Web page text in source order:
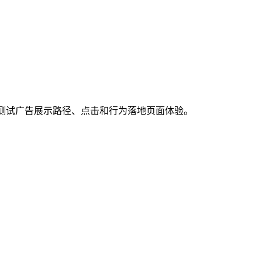
广告展示路径、点击和行为落地页面体验。